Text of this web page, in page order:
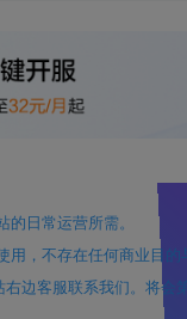
日常运营所需。
，不存在任何商业目的
边客服联系我们。将